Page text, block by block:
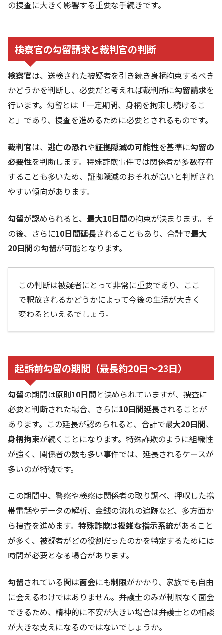
の捜査に大きく影響する重要な手続きです。
検察官の勾留請求と裁判官の判断
検察官は、送検された被疑者を引き続き身柄拘束するべき
かどうかを判断し、必要だと考えれば裁判所に勾留請求を
行います。勾留とは「一定期間、身柄を拘束し続けるこ
と」であり、捜査を進めるために必要とされるものです。
裁判官は、 逃亡の恐れや証拠隠滅の可能性を基準に勾留の
必要性を判断します。特殊詐欺事件では関係者が多数存在
することも多いため、証拠隠滅のおそれが高いと判断され
やすい傾向があります。
勾留が認められると、 最大10日間の拘束が決まります。そ
の後、さらに10日間延長されることもあり、合計で最大
20日間の勾留が可能となります。
この判断は被疑者にとって非常に重要であり、ここ
で釈放されるかどうかによって今後の生活が大きく
変わるといえるでしょう。
起訴前勾留の期間（最長約20日〜23日）
勾留の期間は原則10日間と決められていますが、捜査に
必要と判断された場合、さらに10日間延長されることが
あります。この延長が認められると、合計で最大20日間、
身柄拘束が続くことになります。特殊詐欺のように組織性
が強く、関係者の数も多い事件では、延長されるケースが
多いのが特徴です。
この期間中、警察や検察は関係者の取り調べ、押収した携
帯電話やデータの解析、金銭の流れの追跡など、多方面か
ら捜査を進めます。 特殊詐欺は複雑な指示系統があること
が多く、被疑者がどの役割だったのかを特定するためには
時間が必要となる場合があります。
勾留されている間は面会にも制限がかかり、家族でも自由
に会えるわけではありません。弁護士のみが制限なく面会
できるため、精神的に不安が大きい場合は弁護士との相談
が大きな支えになるのではないでしょうか。